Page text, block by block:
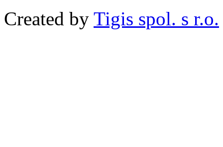
Created by Tigis spol. s r.o.